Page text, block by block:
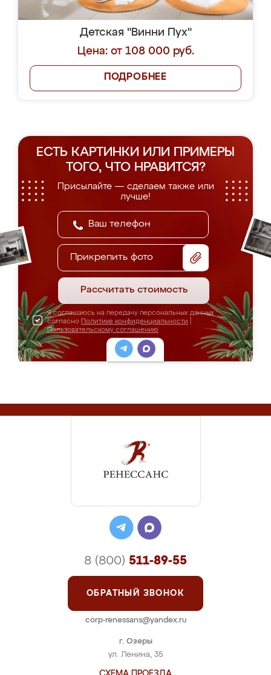
Детская "Винни Пух"
Цена: от 108 000 руб.
ПОДРОБНЕЕ
ЕСТЬ КАРТИНКИ ИЛИ ПРИМЕРЫ
ТОГО, ЧТО НРАВИТСЯ?
Присылайте — сделаем также или
лучше!
Прикрепить фото
Рассчитать стоимость
Я соглашаюсь на передачу персональных данных
согласно Политике конфиденциальности
Пользовательскому соглашению
г. Озеры
ул. Ленина, 35
8 (800) 511-89-55
ОБРАТНЫЙ ЗВОНОК
corp-renessans@yandex.ru